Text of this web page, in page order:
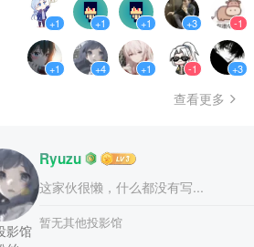
+1 +1 +1 +3 -1
+1 +4 +1 -1 +3
查看更多
影馆
Ryuzu
这家伙很懒，什么都没有写...
暂无其他投影馆